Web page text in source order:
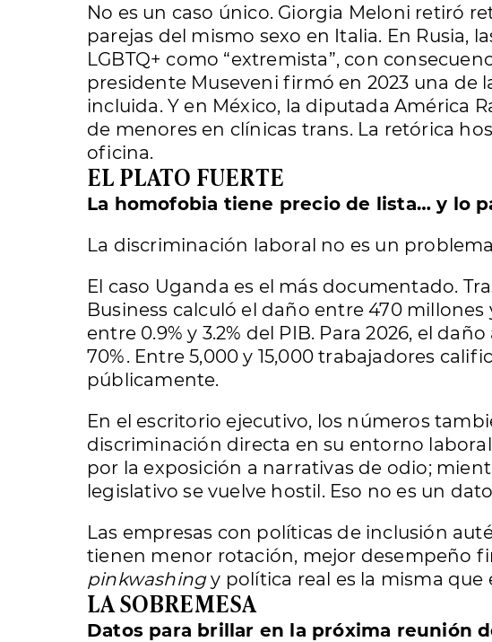
No es un caso único. Giorgia Meloni retiró
parejas del mismo sexo en Italia. En Rusia,
LGBTQ+ como “extremista”, con
presidente Museveni firmó en 2023 una de
incluida. Y en México, la diputada América
de menores en clínicas trans. La retórica
oficina.
EL PLATO FUERTE
La homofobia tiene precio de lista… y lo
La discriminación laboral no es un
El caso Uganda es el más documentado.
Business calculó el daño entre 470
entre 0.9% y 3.2% del PIB. Para 2026, el
70%. Entre 5,000 y 15,000 trabajadores
públicamente.
En el escritorio ejecutivo, los números
discriminación directa en su entorno
por la exposición a narrativas de odio;
legislativo se vuelve hostil. Eso no es un
Las empresas con políticas de inclusión
tienen menor rotación, mejor desempeño
pinkwashingy política real es la misma
LA SOBREMESA
Datos para brillar en la próxima reunión